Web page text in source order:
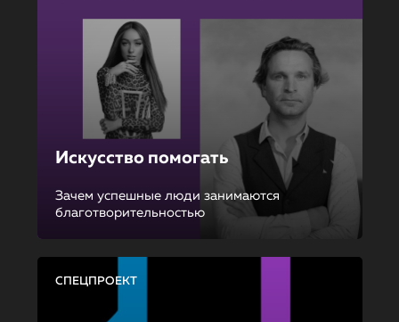
Искусство помогать
Зачем успешные люди занимаются
благотворительностью
СПЕЦПРОЕКТ